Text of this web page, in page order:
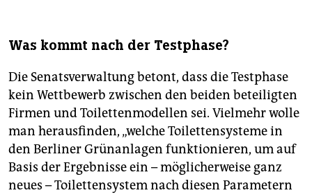
Was kommt nach der Testphase?
Die Senatsverwaltung betont, dass die Testphase
kein Wettbewerb zwischen den beiden beteiligten
Firmen und Toilettenmodellen sei. Vielmehr wolle
man herausfinden, „welche Toilettensysteme in
den Berliner Grünanlagen funktionieren, um auf
Basis der Ergebnisse ein – möglicherweise ganz
neues – Toilettensystem nach diesen Parametern